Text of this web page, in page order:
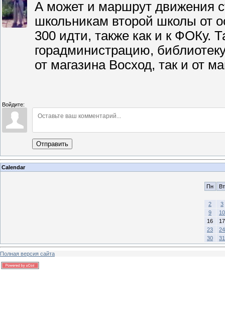
А может и маршрут движения
школьникам второй школы от
300 идти, также как и к ФОКу.
горадминистрацию,
от магазина Восход, так и от
Войдите:
Отправить
Calendar
Пн Вт
2
3
9
10
16
17
23
24
30
31
Полная версия сайта